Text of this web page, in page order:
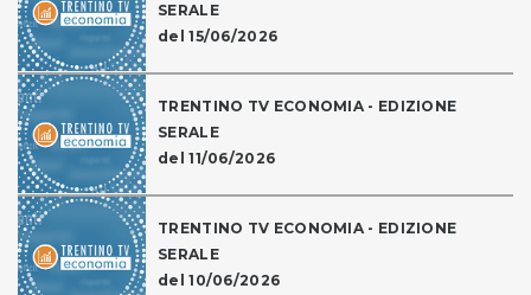
SERALE
del 15/06/2026
TRENTINO TV ECONOMIA - EDIZIONE
SERALE
del 11/06/2026
TRENTINO TV ECONOMIA - EDIZIONE
SERALE
del 10/06/2026